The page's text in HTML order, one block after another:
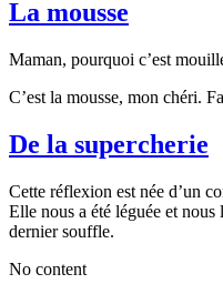
La mousse
Maman, pourquoi c’est
C’est la mousse, mon chéri.
De la supercherie
Cette réflexion est née d’un
Elle nous a été léguée et
dernier souffle.
No content